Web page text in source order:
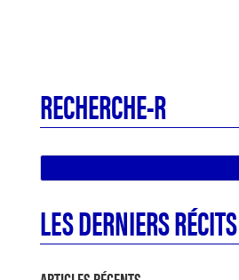
RECHERCHE-R
LES DERNIERS RÉCITS